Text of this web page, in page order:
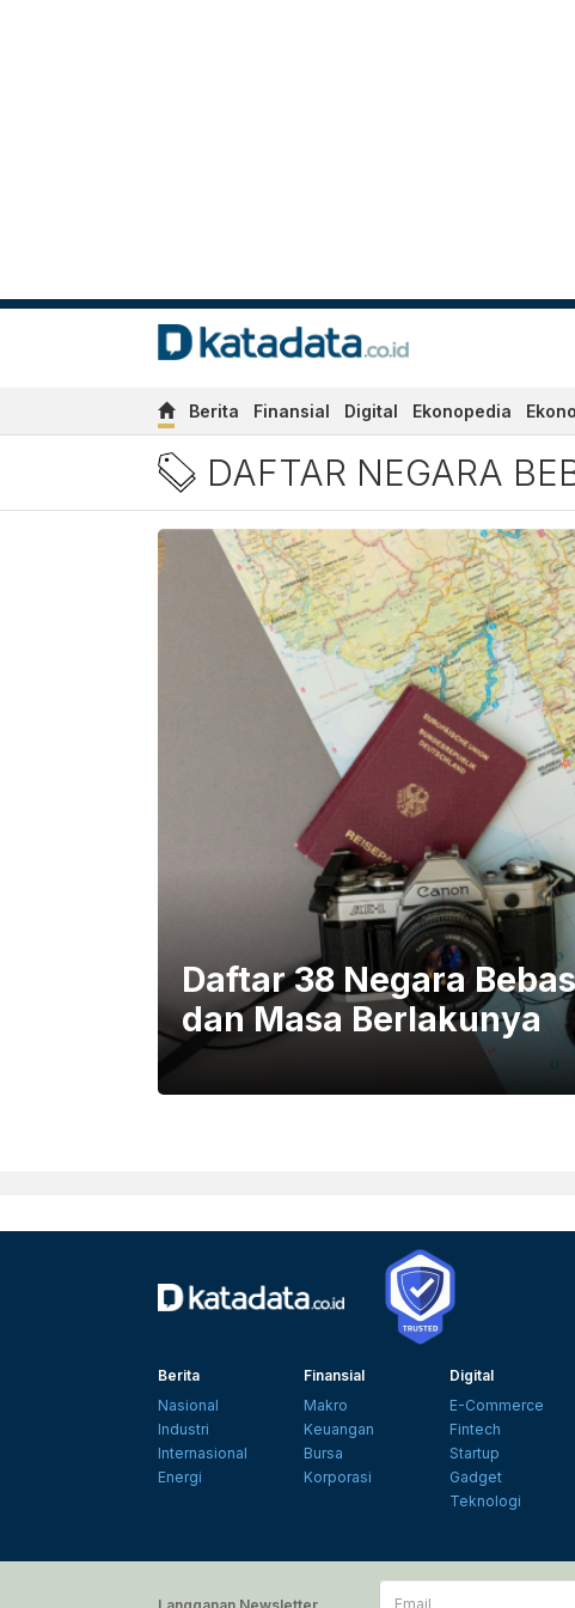
Berita Finansial Digital Ekonopedia
Berita Daftar Negara
DAFTAR NEGARA
Daftar 38 Negara
dan Masa Berlakunya
Berita
Nasional
Industri
Internasional
Energi
Finansial
Makro
Keuangan
Bursa
Korporasi
Digital
E-Commerce
Fintech
Startup
Gadget
Teknologi
Email